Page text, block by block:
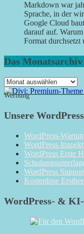
Markdown war
Sprache, in der
Google Cloud
darauf auf.
Format durchsetzt
Das Monatsarchiv
Das
Monatsarchiv
Werbung
Unsere
WordPress-
WordPress-
WordPress Erste
WordPress
Kostenlose
WordPress- &